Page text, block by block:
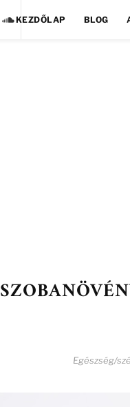
KEZDŐLAP BLOG
Egészség/